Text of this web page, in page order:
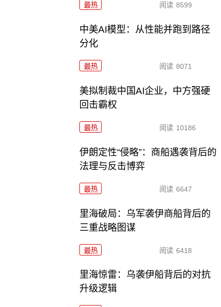
最热 阅读 8599
中美AI模型：从性能并跑到路径
分化
最热 阅读 8071
美拟制裁中国AI企业，中方强硬
回击霸权
最热 阅读 10186
伊朗定性“侵略”：商船遇袭背后的
法理与反击博弈
最热 阅读 6647
里海破局：乌军袭伊商船背后的
三重战略图谋
最热 阅读 6418
里海惊雷：乌袭伊船背后的对抗
升级逻辑